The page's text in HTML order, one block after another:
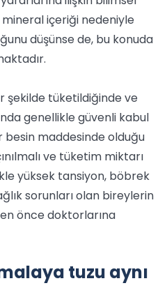
mineral içeriği nedeniyle
düşünse de, bu konuda
şekilde tüketildiğinde ve
genellikle güvenli kabul
besin maddesinde olduğu
ve tüketim miktarı
yüksek tansiyon, böbrek
sorunları olan bireylerin
önce doktorlarına
tuzu aynı